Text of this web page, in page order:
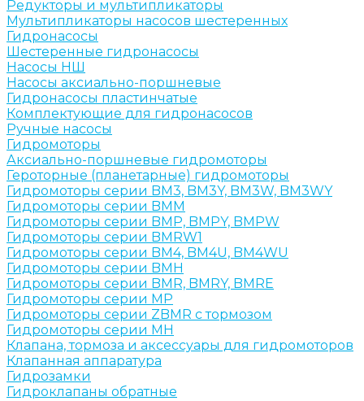
Редукторы и мультипликаторы
Мультипликаторы насосов шестеренных
Гидронасосы
Шестеренные гидронасосы
Насосы НШ
Насосы аксиально-поршневые
Гидронасосы пластинчатые
Комплектующие для гидронасосов
Ручные насосы
Гидромоторы
Аксиально-поршневые гидромоторы
Героторные (планетарные) гидромоторы
Гидромоторы серии BM3, BM3Y, BM3W, BM3WY
Гидромоторы серии BMM
Гидромоторы серии BMP, BMPY, BMPW
Гидромоторы серии BMRW1
Гидромоторы серии BМ4, BM4U, BМ4WU
Гидромоторы серии BМH
Гидромоторы серии BМR, BMRY, BМRE
Гидромоторы серии MP
Гидромоторы серии ZBMR с тормозом
Гидромоторы серии МH
Клапана, тормоза и аксессуары для гидромоторов
Клапанная аппаратура
Гидрозамки
Гидроклапаны обратные